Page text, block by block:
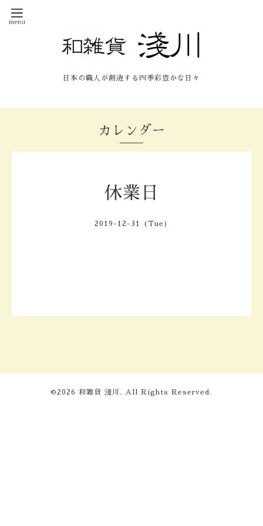
日本の職人が創造する四季彩豊かな日々
カレンダー
休業日
2019-12-31 (Tue)
©2026 和雑貨 淺川 . All Rights Reserved.